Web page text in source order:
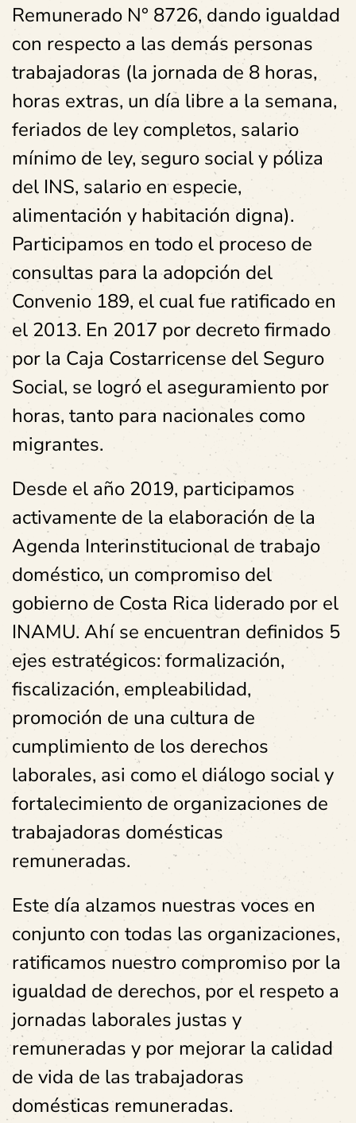
Remunerado N° 8726, dando igualdad
con respecto a las demás personas
trabajadoras (la jornada de 8 horas,
horas extras, un día libre a la semana,
feriados de ley completos, salario
mínimo de ley, seguro social y póliza
del INS, salario en especie,
alimentación y habitación digna).
Participamos en todo el proceso de
consultas para la adopción del
Convenio 189, el cual fue ratificado en
el 2013. En 2017 por decreto firmado
por la Caja Costarricense del Seguro
Social, se logró el aseguramiento por
horas, tanto para nacionales como
migrantes.
Desde el año 2019, participamos
activamente de la elaboración de la
Agenda Interinstitucional de trabajo
doméstico, un compromiso del
gobierno de Costa Rica liderado por el
INAMU. Ahí se encuentran definidos 5
ejes estratégicos: formalización,
fiscalización, empleabilidad,
promoción de una cultura de
cumplimiento de los derechos
laborales, asi como el diálogo social y
fortalecimiento de organizaciones de
trabajadoras domésticas
remuneradas.
Este día alzamos nuestras voces en
conjunto con todas las organizaciones,
ratificamos nuestro compromiso por la
igualdad de derechos, por el respeto a
jornadas laborales justas y
remuneradas y por mejorar la calidad
de vida de las trabajadoras
domésticas remuneradas.